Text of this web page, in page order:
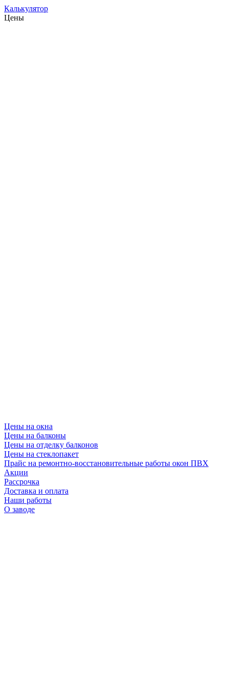
Калькулятор
Цены
Цены на окна
Цены на балконы
Цены на отделку балконов
Цены на стеклопакет
Прайс на ремонтно-восстановительные работы окон ПВХ
Акции
Рассрочка
Доставка и оплата
Наши работы
О заводе